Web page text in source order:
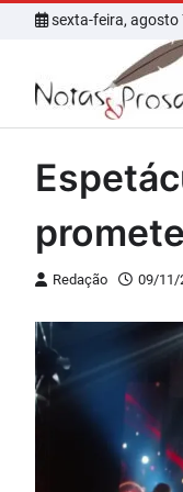
sexta-feira, agosto
Redação 09/11/